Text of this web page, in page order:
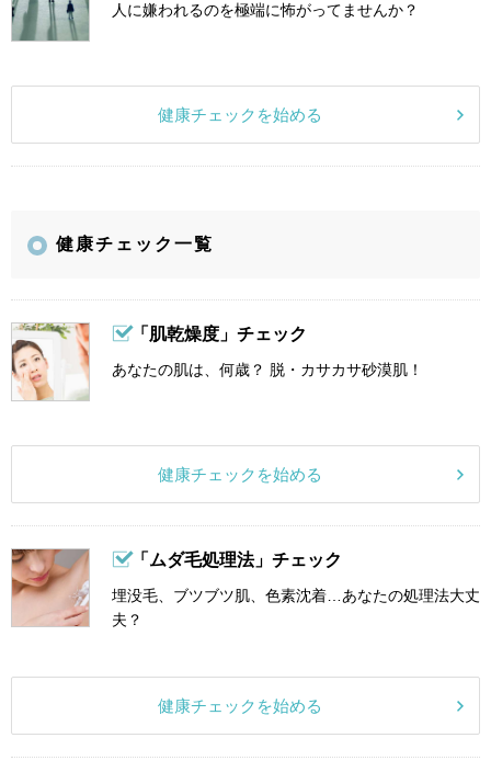
人に嫌われるのを極端に怖がってませんか？
健康チェックを始める
健康チェック一覧
「肌乾燥度」チェック
あなたの肌は、何歳？ 脱・カサカサ砂漠肌！
健康チェックを始める
「ムダ毛処理法」チェック
埋没毛、ブツブツ肌、色素沈着…あなたの処理法大丈
夫？
健康チェックを始める